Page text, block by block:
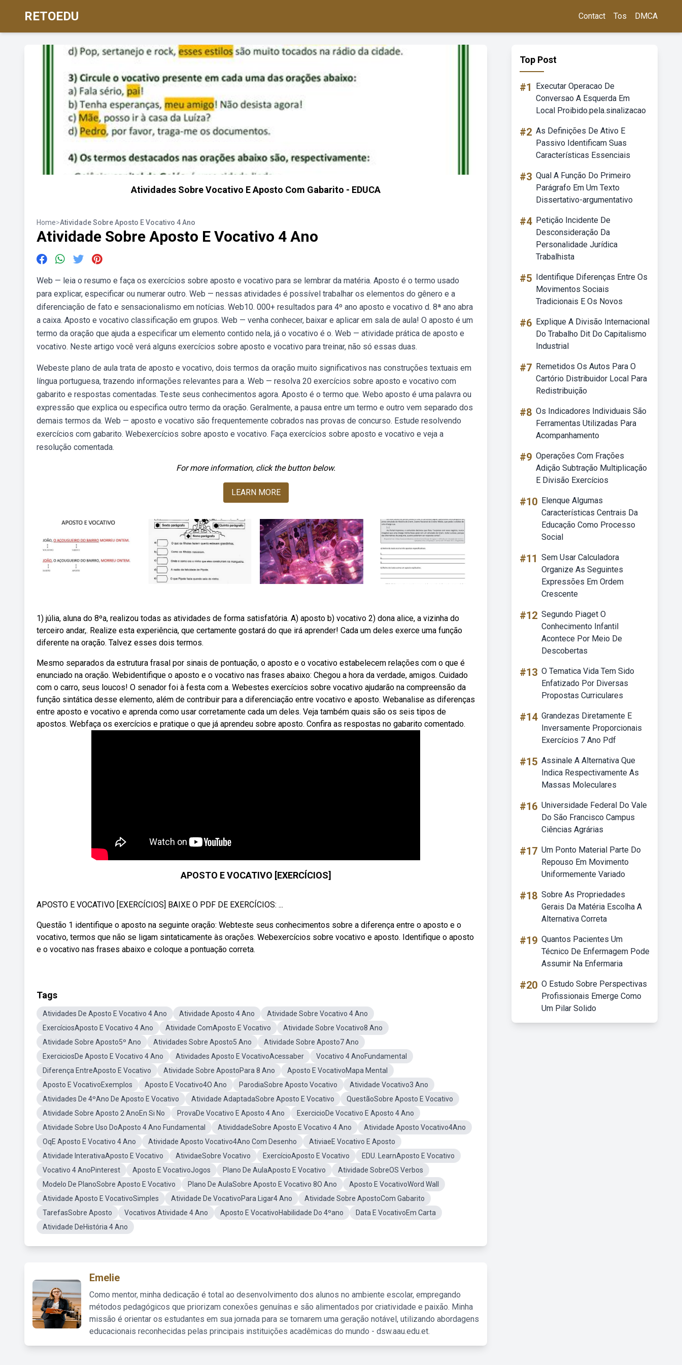
RETOEDU Contact Tos DMCA
Atividades Sobre Vocativo E Aposto Com Gabarito - EDUCA
Home>Atividade Sobre Aposto E Vocativo 4 Ano
Atividade Sobre Aposto E Vocativo 4 Ano
Web — leia o resumo e faça os exercícios sobre aposto e vocativo para se lembrar da matéria. Aposto é o termo usado
para explicar, especificar ou numerar outro. Web — nessas atividades é possível trabalhar os elementos do gênero e a
diferenciação de fato e sensacionalismo em notícias. Web10. 000+ resultados para 4º ano aposto e vocativo d. 8ª ano abra
a caixa. Aposto e vocativo classificação em grupos. Web — venha conhecer, baixar e aplicar em sala de aula! O aposto é um
termo da oração que ajuda a especificar um elemento contido nela, já o vocativo é o. Web — atividade prática de aposto e
vocativo. Neste artigo você verá alguns exercícios sobre aposto e vocativo para treinar, não só essas duas.
Webeste plano de aula trata de aposto e vocativo, dois termos da oração muito significativos nas construções textuais em
língua portuguesa, trazendo informações relevantes para a. Web — resolva 20 exercícios sobre aposto e vocativo com
gabarito e respostas comentadas. Teste seus conhecimentos agora. Aposto é o termo que. Webo aposto é uma palavra ou
expressão que explica ou especifica outro termo da oração. Geralmente, a pausa entre um termo e outro vem separado dos
demais termos da. Web — aposto e vocativo são frequentemente cobrados nas provas de concurso. Estude resolvendo
exercícios com gabarito. Webexercícios sobre aposto e vocativo. Faça exercícios sobre aposto e vocativo e veja a
resolução comentada.
For more information, click the button below.
LEARN MORE
1) júlia, aluna do 8ºa, realizou todas as atividades de forma satisfatória. A) aposto b) vocativo 2) dona alice, a vizinha do
terceiro andar,. Realize esta experiência, que certamente gostará do que irá aprender! Cada um deles exerce uma função
diferente na oração. Talvez esses dois termos.
Mesmo separados da estrutura frasal por sinais de pontuação, o aposto e o vocativo estabelecem relações com o que é
enunciado na oração. Webidentifique o aposto e o vocativo nas frases abaixo: Chegou a hora da verdade, amigos. Cuidado
com o carro, seus loucos! O senador foi à festa com a. Webestes exercícios sobre vocativo ajudarão na compreensão da
função sintática desse elemento, além de contribuir para a diferenciação entre vocativo e aposto. Webanalise as diferenças
entre aposto e vocativo e aprenda como usar corretamente cada um deles. Veja também quais são os seis tipos de
apostos. Webfaça os exercícios e pratique o que já aprendeu sobre aposto. Confira as respostas no gabarito comentado.
APOSTO E VOCATIVO [EXERCÍCIOS]
APOSTO E VOCATIVO [EXERCÍCIOS] BAIXE O PDF DE EXERCÍCIOS: ...
Questão 1 identifique o aposto na seguinte oração: Webteste seus conhecimentos sobre a diferença entre o aposto e o
vocativo, termos que não se ligam sintaticamente às orações. Webexercícios sobre vocativo e aposto. Identifique o aposto
e o vocativo nas frases abaixo e coloque a pontuação correta.
Tags
Atividades De Aposto E Vocativo 4 Ano Atividade Aposto 4 Ano
Atividade Sobre Vocativo 4 Ano
ExercíciosAposto E Vocativo 4 Ano
Atividade ComAposto E Vocativo
Atividade Sobre Vocativo8 Ano
Atividade Sobre Aposto5º Ano
Atividades Sobre Aposto5 Ano
Atividade Sobre Aposto7 Ano
ExerciciosDe Aposto E Vocativo 4 Ano
Atividades Aposto E VocativoAcessaber
Vocativo 4 AnoFundamental
Diferença EntreAposto E Vocativo
Atividade Sobre ApostoPara 8 Ano
Aposto E VocativoMapa Mental
Aposto E VocativoExemplos
Aposto E Vocativo4O Ano ParodiaSobre Aposto Vocativo
Atividade Vocativo3 Ano
Atividades De 4ºAno De Aposto E Vocativo
Atividade AdaptadaSobre Aposto E Vocativo
QuestãoSobre Aposto E Vocativo
Atividade Sobre Aposto 2 AnoEn Si No
ProvaDe Vocativo E Aposto 4 Ano
ExercicioDe Vocativo E Aposto 4 Ano
Atividade Sobre Uso DoAposto 4 Ano Fundamental
AtividdadeSobre Aposto E Vocativo 4 Ano
Atividade Aposto Vocativo4Ano
OqE Aposto E Vocativo 4 Ano
Atividade Aposto Vocativo4Ano Com Desenho
AtiviaeE Vocativo E Aposto
Atividade InterativaAposto E Vocativo
AtividaeSobre Vocativo ExercícioAposto E Vocativo
EDU. LearnAposto E Vocativo
Vocativo 4 AnoPinterest
Aposto E VocativoJogos Plano De AulaAposto E Vocativo
Atividade SobreOS Verbos
Modelo De PlanoSobre Aposto E Vocativo
Plano De AulaSobre Aposto E Vocativo 8O Ano
Aposto E VocativoWord Wall
Atividade Aposto E VocativoSimples
Atividade De VocativoPara Ligar4 Ano
Atividade Sobre ApostoCom Gabarito
TarefasSobre Aposto
Vocativos Atividade 4 Ano Aposto E VocativoHabilidade Do 4ºano
Data E VocativoEm Carta
Atividade DeHistória 4 Ano
Emelie
Como mentor, minha dedicação é total ao desenvolvimento dos alunos no ambiente escolar, empregando
métodos pedagógicos que priorizam conexões genuínas e são alimentados por criatividade e paixão. Minha
missão é orientar os estudantes em sua jornada para se tornarem uma geração notável, utilizando abordagens
educacionais reconhecidas pelas principais instituições acadêmicas do mundo - dsw.aau.edu.et.
Top Post
#1
Executar Operacao De
Conversao A Esquerda Em
Local Proibido.pela.sinalizacao
#2 As Definições De Ativo E
Passivo Identificam Suas
Características Essenciais
#3 Qual A Função Do Primeiro
Parágrafo Em Um Texto
Dissertativo-argumentativo
#4 Petição Incidente De
Desconsideração Da
Personalidade Jurídica
Trabalhista
#5 Identifique Diferenças Entre Os
Movimentos Sociais
Tradicionais E Os Novos
#6 Explique A Divisão Internacional
Do Trabalho Dit Do Capitalismo
Industrial
#7 Remetidos Os Autos Para O
Cartório Distribuidor Local Para
Redistribuição
#8 Os Indicadores Individuais São
Ferramentas Utilizadas Para
Acompanhamento
#9 Operações Com Frações
Adição Subtração Multiplicação
E Divisão Exercícios
#10 Elenque Algumas
Características Centrais Da
Educação Como Processo
Social
#11 Sem Usar Calculadora
Organize As Seguintes
Expressões Em Ordem
Crescente
#12 Segundo Piaget O
Conhecimento Infantil
Acontece Por Meio De
Descobertas
#13 O Tematica Vida Tem Sido
Enfatizado Por Diversas
Propostas Curriculares
#14 Grandezas Diretamente E
Inversamente Proporcionais
Exercícios 7 Ano Pdf
#15 Assinale A Alternativa Que
Indica Respectivamente As
Massas Moleculares
#16 Universidade Federal Do Vale
Do São Francisco Campus
Ciências Agrárias
#17 Um Ponto Material Parte Do
Repouso Em Movimento
Uniformemente Variado
#18 Sobre As Propriedades
Gerais Da Matéria Escolha A
Alternativa Correta
#19 Quantos Pacientes Um
Técnico De Enfermagem Pode
Assumir Na Enfermaria
#20 O Estudo Sobre Perspectivas
Profissionais Emerge Como
Um Pilar Solido